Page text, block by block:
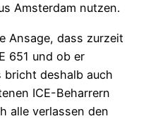
Amsterdam nutzen.
Ansage, dass zurzeit
651 und ob er
bricht deshalb auch
ICE-Beharrern
alle verlassen den